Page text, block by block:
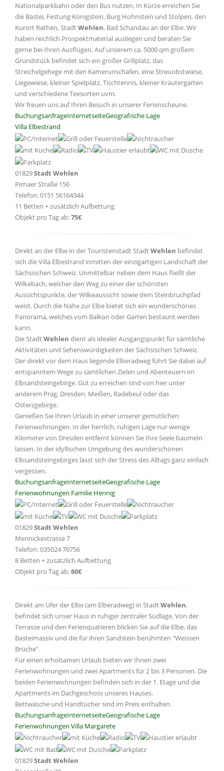
Nationalparkbahn oder den Bus nutzen. In Kürze erreichen Sie
die Bastei, Festung Königstein, Burg Hohnstein und Stolpen, den
Kurort Rathen, StadtWehlen, Bad Schandau an der Elbe. Wir
haben reichlich Prospektmaterial ausliegen und beraten Sie
gerne bei Ihren Ausflügen. Auf unserem ca. 5000 qm großem
Grundstück befindet sich ein großer Grillplatz, das
Streichelgehege mit den Kamerunschafen, eine Streuobstwiese,
Liegewiese, kleiner Spielplatz, Tischtennis, kleiner Kräutergarten
und verschiedene Teesorten uvm.
Wir freuen uns auf Ihren Besuch in unserer Ferienscheune.
BuchungsanfrageInternetseiteGeografische Lage
Villa Elbestrand
01829Stadt Wehlen
Pirnaer Straße 156
Telefon: 0151 56164344
11 Betten + zusätzlich Aufbettung
Objekt pro Tag ab:75€
Direkt an der Elbe in der Touristenstadt StadtWehlen befindet
sich die Villa Elbestrand inmitten der einzigartigen Landschaft der
Sächsischen Schweiz. Unmittelbar neben dem Haus fließt der
Wilkebach, welcher den Weg zu einer der schönsten
Aussichtspunkte, der Wilkeaussicht sowie dem Steinbruchpfad
weist. Durch die Nähe zur Elbe bietet sich ein wunderschönes
Panorama, welches vom Balkon oder Garten bestaunt werden
kann.
Die StadtWehlen dient als idealer Ausgangspunkt für sämtliche
Aktivitäten und Sehenswürdigkeiten der Sächsischen Schweiz.
Der direkt vor dem Haus liegende Elberadweg führt Sie dabei auf
entspanntem Wege zu sämtlichen Zielen und Abenteuern im
Elbsandsteingebirge. Gut zu erreichen sind von hier unter
anderem Prag, Dresden, Meißen, Radebeul oder das
Osterzgebirge.
Genießen Sie Ihren Urlaub in einer unserer gemütlichen
Ferienwohnungen. In der herrlich, ruhigen Lage nur wenige
Kilometer von Dresden entfernt können Sie Ihre Seele baumeln
lassen. In der idyllischen Umgebung des wunderschönen
Elbsandsteingebirges lässt sich der Stress des Alltags ganz einfach
vergessen.
BuchungsanfrageInternetseiteGeografische Lage
Ferienwohnungen Familie Hennig
01829Stadt Wehlen
Mennickestrasse 7
Telefon: 035024 70756
8 Betten + zusätzlich Aufbettung
Objekt pro Tag ab:60€
Direkt am Ufer der Elbe (am Elberadweg) in StadtWehlen,
befindet sich unser Haus in ruhiger zentraler Südlage. Von der
Terrasse und den Ferienquatieren blicken Sie auf die Elbe, das
Basteimassiv und die für ihren Sandstein berühmten "Weissen
Brüche".
Für einen erholsamen Urlaub bieten wir Ihnen zwei
Ferienwohnungen und zwei Apartments für 2 bis 3 Personen. Die
beiden Ferienwohnungen befinden sich in der 1. Etage und die
Apartments im Dachgeschoss unseres Hauses.
Bettwäsche und Handtücher sind im Preis enthalten.
BuchungsanfrageInternetseiteGeografische Lage
Ferienwohnungen Villa Margarete
01829Stadt Wehlen